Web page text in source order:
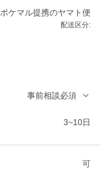
ポケマル提携のヤマト便
配送区分:
事前相談必須
3~10日
可